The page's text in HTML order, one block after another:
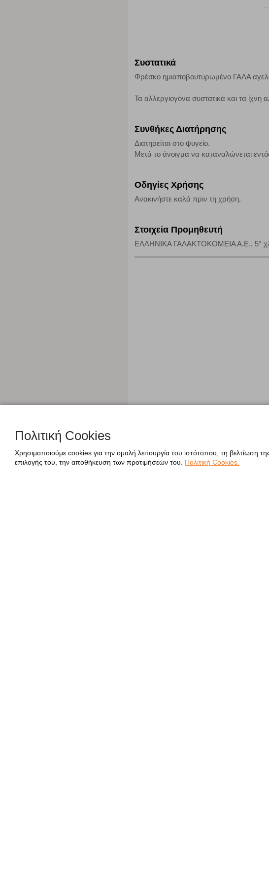
Συστατικά
Φρέσκο ημιαποβουτυρωμένο ΓΑΛΑ
Τα αλλεργιογόνα συστατικά και τα
Συνθήκες Διατήρησης
Διατηρείται στο ψυγείο.
Μετά το άνοιγμα να καταναλώνεται
Οδηγίες Χρήσης
Ανακινήστε καλά πριν τη χρήση.
Στοιχεία Προμηθευτή
ΕΛΛΗΝΙΚΑ ΓΑΛΑΚΤΟΚΟΜΕΙΑ Α.Ε., 5°
Πολιτική Cookies
Χρησιμοποιούμε cookies για την ομαλή λειτουργία του ιστότοπου, τη βελτίωση
επιλογής του, την αποθήκευση των προτιμήσεών του.
Πολιτική Cookies.
Η συγκεκριμένη κατηγορία cookies μας δίνει τη δυνατότητα να
να γνωρίζουμε ποιες σελίδες είναι περισσότερο, ή λιγότερο
Η συγκεκριμένη κατηγορία cookies είναι απαραίτητη για τη λειτουργία
αποκλείει ή να σας ειδοποιεί σχετικά με αυτά τα cookies, με το